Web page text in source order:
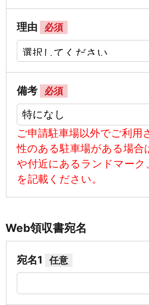
理由 必須
備考 必須
ご申請駐車場以外でご利用
性のある駐車場がある場合
や付近にあるランドマーク
を記載ください。
Web領収書宛名
宛名1 任意